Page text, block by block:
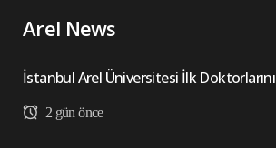
Arel News
İstanbul Arel Üniversitesi İlk
2 gün önce